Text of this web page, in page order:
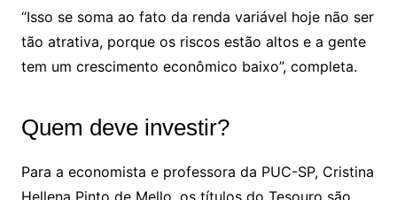
“Isso se soma ao fato da renda variável hoje não ser
tão atrativa, porque os riscos estão altos e a gente
tem um crescimento econômico baixo”, completa.
Quem deve investir?
Para a economista e professora da PUC-SP, Cristina
Hellena Pinto de Mello, os títulos do Tesouro são